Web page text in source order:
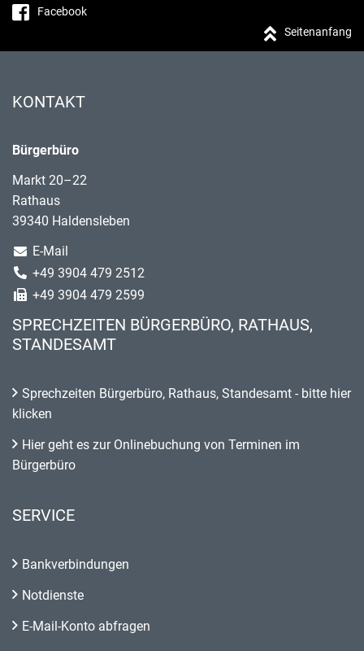
Facebook
Seitenanfang
KONTAKT
Bürgerbüro
Markt 20–22
Rathaus
39340 Haldensleben
E-Mail
+49 3904 479 2512
+49 3904 479 2599
SPRECHZEITEN BÜRGERBÜRO, RATHAUS,
STANDESAMT
Sprechzeiten Bürgerbüro, Rathaus, Standesamt - bitte hier
klicken
Hier geht es zur Onlinebuchung von Terminen im
Bürgerbüro
SERVICE
Bankverbindungen
Notdienste
E-Mail-Konto abfragen